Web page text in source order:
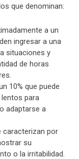
que denominan:
a un
ingresar a una
situaciones y
de horas
10% que puede
para
adaptarse a
caracterizan por
su
o la irritabilidad.